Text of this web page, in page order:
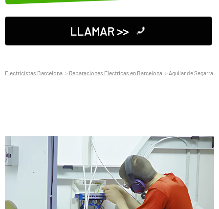
LLAMAR >>
Electricistas Barcelona Reparaciones Electricas en Barcelona Aguilar de Segarra